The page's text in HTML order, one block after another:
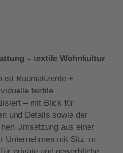
– textile Wohnkultur
ist Raumakzente +
textile
– mit Blick für
und Details sowie der
Umsetzung aus einer
Unternehmen mit Sitz im